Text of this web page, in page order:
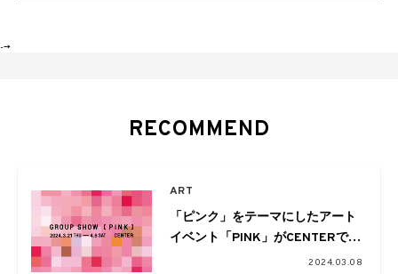
-->
RECOMMEND
ART
「ピンク」をテーマにしたアート
イベント「PINK」がCENTERで開
催。東京、パリ、大阪、香川など
2024.03.08